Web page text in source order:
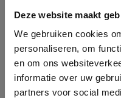
Deze website maakt
We gebruiken cookies
personaliseren, om
en om ons
informatie over uw
partners voor social
This Cookie
longer working.
Deze website
gebruik te